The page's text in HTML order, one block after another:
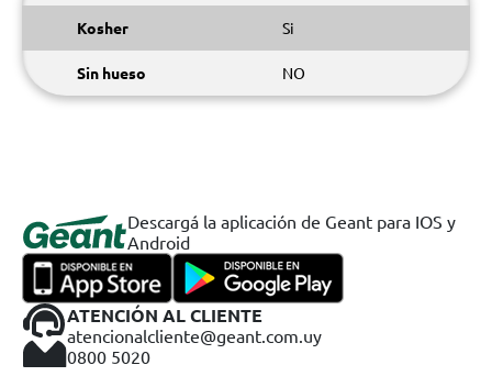
Kosher Si
Sin hueso NO
Descargá la aplicación de Geant para IOS y
Android
ATENCIÓN AL CLIENTE
atencionalcliente@geant.com.uy
0800 5020